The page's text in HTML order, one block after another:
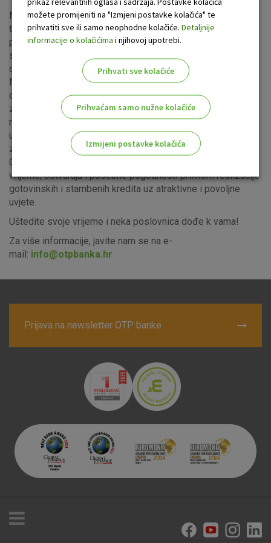
Mobilna „pop-up“ poslovnica omogućuje zaposlenicima
tvrtke korištenje bankarskih usluga kao u bilo kojoj
poslovnici naše mreže. Zaposlenici ne trebaju napuštati
svoje radno mjesto ili okruženje jer na ovaj način banka
dolazi k njima.
Na raspolaganju su sve vrste bezgotovinskih transakcija,
otvaranje računa, ugovaranje proizvoda i usluga te predaja
zahtjeva za kredit. Mobilna poslovnica može biti na
raspolaganju u prostorijama tvrtke u dogovorenom terminu,
uz mogućnost naknadnog ponavljanja posjeta tvrtki i
zaposlenicima.
Osim što zaposlenici na taj način štede svoje dragocjeno
vrijeme, ostvaruju i posebne pogodnosti prilikom realizacije
gotovinskih i stambenih kredita uz atraktivne i povoljne
uvjete.
Uštedite svoje vrijeme i neka poslovnica dođe k vama!
Za više informacije, javite nam se na e-
mail: info@otpbanka.hr
Prijava na newsletter OTP banke
možete promijeniti na "Izmjeni postavke kolačića" te
prihvatiti sve ili samo neophodne kolačiće. Detaljnije
informacije o kolačićima i njihovoj upotrebi.
Prihvati sve kolačiće
Prihvaćam samo nužne kolačiće
Izmijeni postavke kolačića
Nužni (tehnički) kolačići - uvijek aktivni
Ovi kolačići nužni su za funkcioniranje internetske stranice i
ne mogu se isključiti u našim sustavima. Uobičajeno se
postavljaju kao odgovor na vaše radnje koje uključuju zahtjev
možete postaviti da blokira te kolačiće ili pošalje upozorenje
o njima, ali u tom slučaju neki dijelovi stranice neće raditi. Ti
kolačići ne pohranjuju nikakve informacije koje bi vas mogle
identificirati.